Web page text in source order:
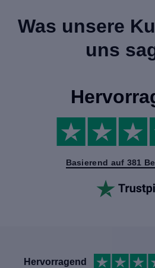
Was unsere
uns
Basierend auf 381
Hervorragend